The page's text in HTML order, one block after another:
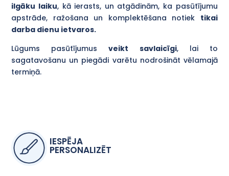
ilgāku laiku, kā ierasts, un atgādinām, ka pasūtījumu
apstrāde, ražošana un komplektēšana notiek tikai
darba dienu ietvaros.
Lūgums pasūtījumusveikt savlaicīgi, lai to
sagatavošanu un piegādi varētu nodrošināt vēlamajā
termiņā.
IESPĒJA
PERSONALIZĒT